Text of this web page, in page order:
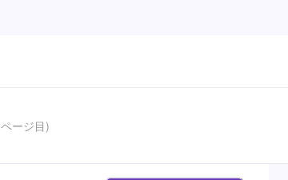
ージ目)